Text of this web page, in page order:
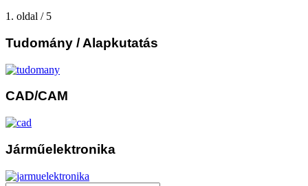
1. oldal / 5
Tudomány / Alapkutatás
CAD/CAM
Járműelektronika